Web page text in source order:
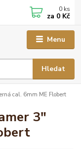
Menu
Hledat
0 ks
za 0 Kč
cal. 6mm ME Flobert
3"